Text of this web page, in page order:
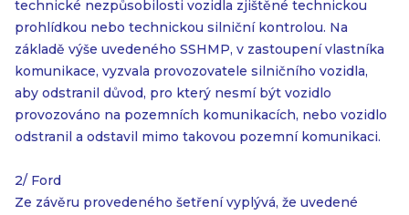
technické nezpůsobilosti vozidla zjištěné technickou
prohlídkou nebo technickou silniční kontrolou. Na
základě výše uvedeného SSHMP, v zastoupení vlastníka
komunikace, vyzvala provozovatele silničního vozidla,
aby odstranil důvod, pro který nesmí být vozidlo
provozováno na pozemních komunikacích, nebo vozidlo
odstranil a odstavil mimo takovou pozemní komunikaci.
2/ Ford
Ze závěru provedeného šetření vyplývá, že uvedené